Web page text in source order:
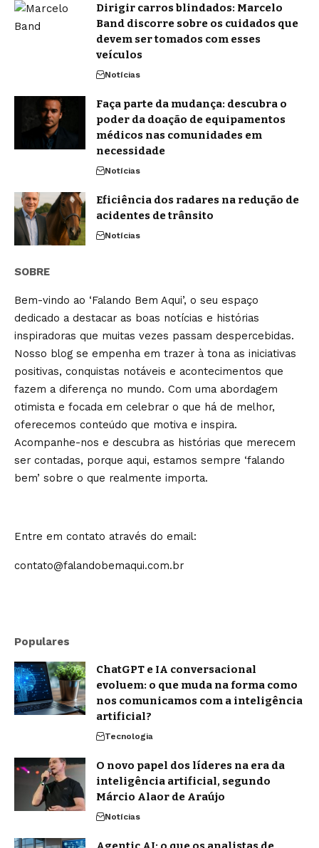
Dirigir carros blindados: Marcelo
Band discorre sobre os cuidados que
devem ser tomados com esses
veículos
Notícias
Faça parte da mudança: descubra o
poder da doação de equipamentos
médicos nas comunidades em
necessidade
Notícias
Eficiência dos radares na redução de
acidentes de trânsito
Notícias
SOBRE
Bem-vindo ao ‘Falando Bem Aqui’, o seu espaço
dedicado a destacar as boas notícias e histórias
inspiradoras que muitas vezes passam despercebidas.
Nosso blog se empenha em trazer à tona as iniciativas
positivas, conquistas notáveis e acontecimentos que
fazem a diferença no mundo. Com uma abordagem
otimista e focada em celebrar o que há de melhor,
oferecemos conteúdo que motiva e inspira.
Acompanhe-nos e descubra as histórias que merecem
ser contadas, porque aqui, estamos sempre ‘falando
bem’ sobre o que realmente importa.
Entre em contato através do email:
contato@falandobemaqui.com.br
Populares
ChatGPT e IA conversacional
evoluem: o que muda na forma como
nos comunicamos com a inteligência
artificial?
Tecnologia
O novo papel dos líderes na era da
inteligência artificial, segundo
Márcio Alaor de Araújo
Notícias